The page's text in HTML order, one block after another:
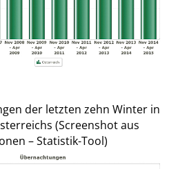
der letzten zehn Winter in
(Screenshot aus
– Statistik-Tool)